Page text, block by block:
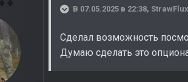
В 07.05.2025 в 22:38, StrawFlux
Сделал возможность
Думаю сделать это